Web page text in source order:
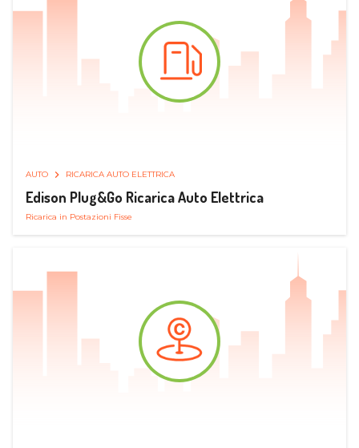
AUTO RICARICA AUTO ELETTRICA
Edison Plug&Go Ricarica Auto Elettrica
Ricarica in Postazioni Fisse